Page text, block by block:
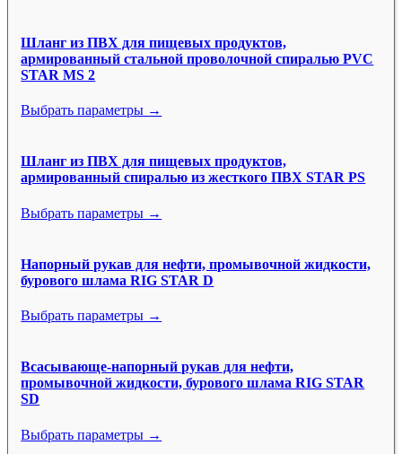
Шланг из ПВХ для пищевых продуктов,
армированный стальной проволочной спиралью PVC
STAR MS 2
Выбрать параметры →
Шланг из ПВХ для пищевых продуктов,
армированный спиралью из жесткого ПВХ STAR PS
Выбрать параметры →
Напорный рукав для нефти, промывочной жидкости,
бурового шлама RIG STAR D
Выбрать параметры →
Всасывающе-напорный рукав для нефти,
промывочной жидкости, бурового шлама RIG STAR
SD
Выбрать параметры →